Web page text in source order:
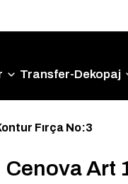
Transfer-Dekopaj
Fırça No:3
Cenova Art